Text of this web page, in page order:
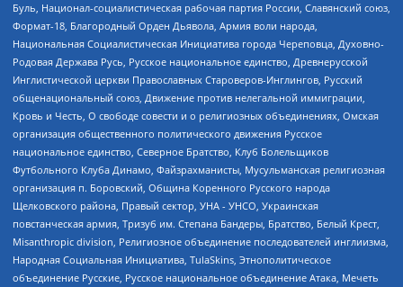
Буль, Национал-социалистическая рабочая партия России, Славянский союз,
Формат-18, Благородный Орден Дьявола, Армия воли народа,
Национальная Социалистическая Инициатива города Череповца, Духовно-
Родовая Держава Русь, Русское национальное единство, Древнерусской
Инглистической церкви Православных Староверов-Инглингов, Русский
общенациональный союз, Движение против нелегальной иммиграции,
Кровь и Честь, О свободе совести и о религиозных объединениях, Омская
организация общественного политического движения Русское
национальное единство, Северное Братство, Клуб Болельщиков
Футбольного Клуба Динамо, Файзрахманисты, Мусульманская религиозная
организация п. Боровский, Община Коренного Русского народа
Щелковского района, Правый сектор, УНА - УНСО, Украинская
повстанческая армия, Тризуб им. Степана Бандеры, Братство, Белый Крест,
Misanthropic division, Религиозное объединение последователей инглиизма,
Народная Социальная Инициатива, TulaSkins, Этнополитическое
объединение Русские, Русское национальное объединение Атака, Мечеть